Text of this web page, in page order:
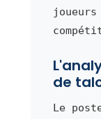
joueurs
de
Le